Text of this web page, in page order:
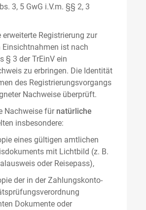
3, 5 GwG i.V.m. §§ 2, 3
erweiterte Registrierung zur
Einsichtnahmen ist nach
§ 3 der TrEinV ein
zu erbringen. Die Identität
des Registrierungsvorgangs
Nachweise überprüft.
Nachweise für natürliche
insbesondere:
eines gültigen amtlichen
mit Lichtbild (z. B.
oder Reisepass),
der in der Zahlungskonto-
Dokumente oder